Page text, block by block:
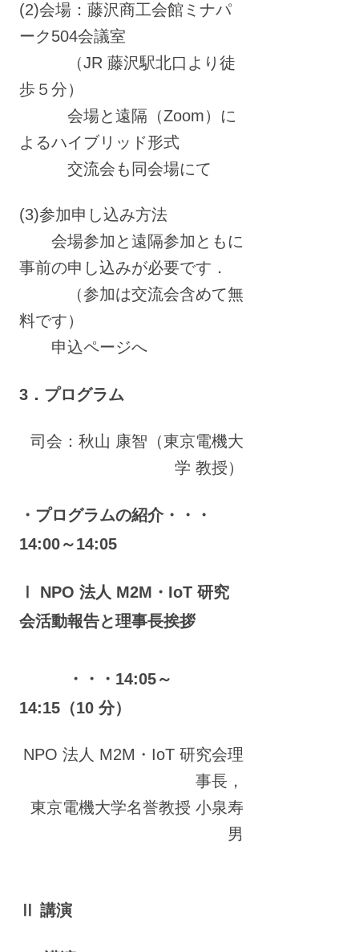
(2)会場：藤沢商工会館ミナパ
ーク504会議室
（JR 藤沢駅北口より徒
歩５分）
会場と遠隔（Zoom）に
よるハイブリッド形式
交流会も同会場にて
(3)参加申し込み方法
会場参加と遠隔参加ともに
事前の申し込みが必要です．
（参加は交流会含めて無
料です）
申込ページへ
3．プログラム
司会：秋山 康智（東京電機大
学 教授）
・プログラムの紹介・・・
14:00～14:05
Ⅰ NPO 法人 M2M・IoT 研究
会活動報告と理事長挨拶
・・・14:05～
14:15（10 分）
NPO 法人 M2M・IoT 研究会理
事長，
東京電機大学名誉教授 小泉寿
男
Ⅱ 講演